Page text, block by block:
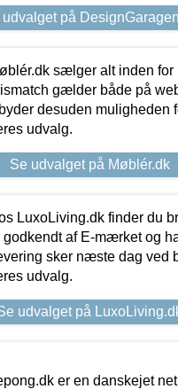
udvalget på
sælger alt inden
gælder både på
desuden muligheden
udvalg.
Se udvalget på Møblér.dk
LuxoLiving.dk finder du
godkendt af E-mærket og
sker næste dag ved
udvalg.
udvalget på
er en danskejet